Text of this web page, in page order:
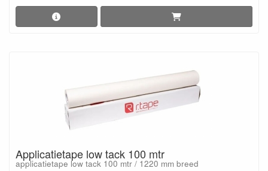
Applicatietape low tack 100 mtr
applicatietape low tack 100 mtr / 1220 mm breed